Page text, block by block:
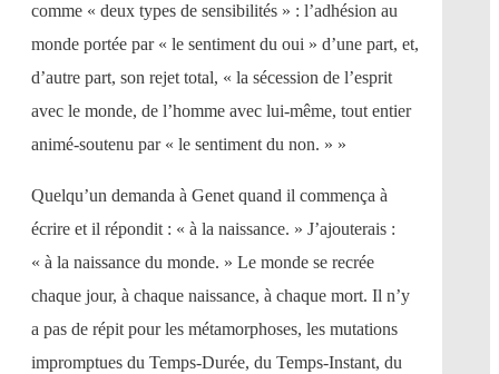
comme « deux types de sensibilités » : l’adhésion au
monde portée par « le sentiment du oui » d’une part, et,
d’autre part, son rejet total, « la sécession de l’esprit
avec le monde, de l’homme avec lui-même, tout entier
animé-soutenu par « le sentiment du non. » »
Quelqu’un demanda à Genet quand il commença à
écrire et il répondit : « à la naissance. » J’ajouterais :
« à la naissance du monde. » Le monde se recrée
chaque jour, à chaque naissance, à chaque mort. Il n’y
a pas de répit pour les métamorphoses, les mutations
impromptues du Temps-Durée, du Temps-Instant, du